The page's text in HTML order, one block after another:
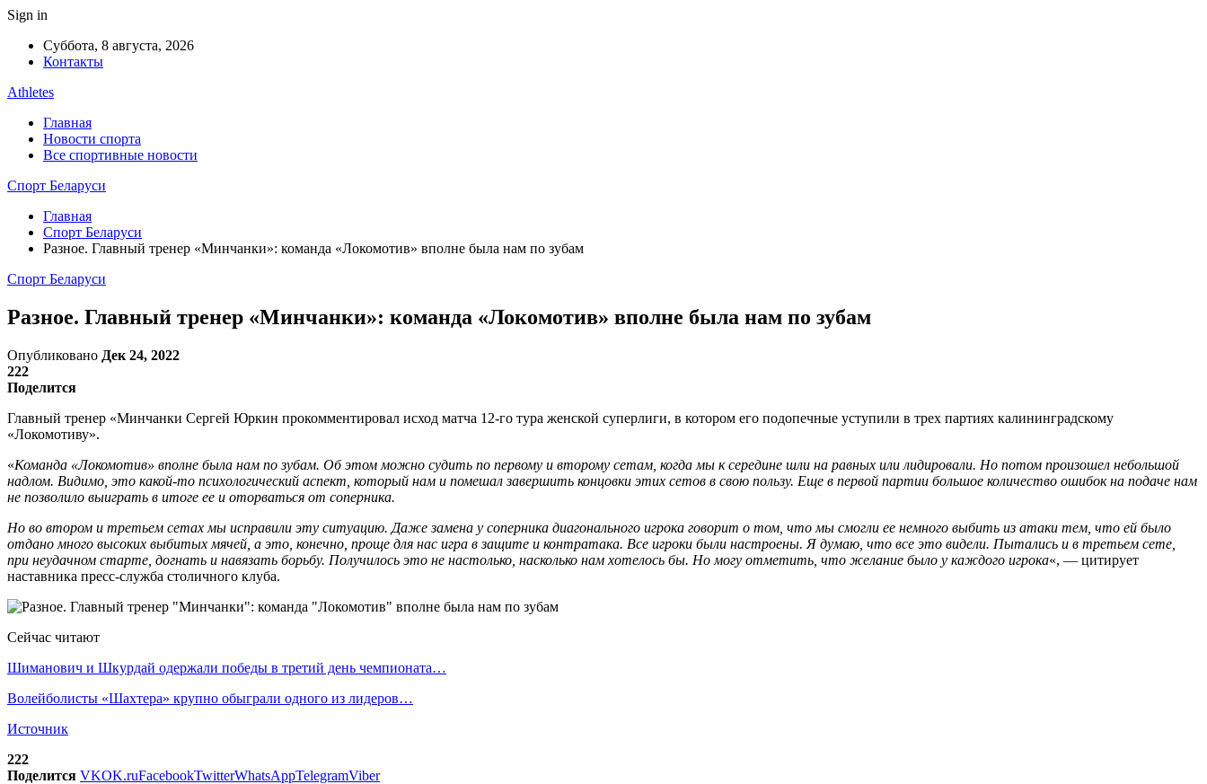
Sign in
Суббота, 8 августа, 2026
Контакты
Athletes
Главная
Новости спорта
Все спортивные новости
Спорт Беларуси
Главная
Спорт Беларуси
Разное. Главный тренер «Минчанки»: команда «Локомотив» вполне была нам по зубам
Спорт Беларуси
Разное. Главный тренер «Минчанки»: команда «Локомотив» вполне была нам по зубам
Опубликовано Дек 24, 2022
222
Поделится
Главный тренер «Минчанки Сергей Юркин прокомментировал исход матча 12-го тура женской суперлиги, в котором его подопечные уступили в трех партиях калининградскому
«Локомотиву».
«Команда «Локомотив» вполне была нам по зубам. Об этом можно судить по первому и второму сетам, когда мы к середине шли на равных или лидировали. Но потом произошел небольшой
надлом. Видимо, это какой-то психологический аспект, который нам и помешал завершить концовки этих сетов в свою пользу. Еще в первой партии большое количество ошибок на подаче нам
не позволило выиграть в итоге ее и оторваться от соперника.
Но во втором и третьем сетах мы исправили эту ситуацию. Даже замена у соперника диагонального игрока говорит о том, что мы смогли ее немного выбить из атаки тем, что ей было
отдано много высоких выбитых мячей, а это, конечно, проще для нас игра в защите и контратака. Все игроки были настроены. Я думаю, что все это видели. Пытались и в третьем сете,
при неудачном старте, догнать и навязать борьбу. Получилось это не настолько, насколько нам хотелось бы. Но могу отметить, что желание было у каждого игрока«, — цитирует
наставника пресс-служба столичного клуба.
Сейчас читают
Шиманович и Шкурдай одержали победы в третий день чемпионата…
Волейболисты «Шахтера» крупно обыграли одного из лидеров…
Источник
222
Поделится VKOK.ruFacebookTwitterWhatsAppTelegramViber